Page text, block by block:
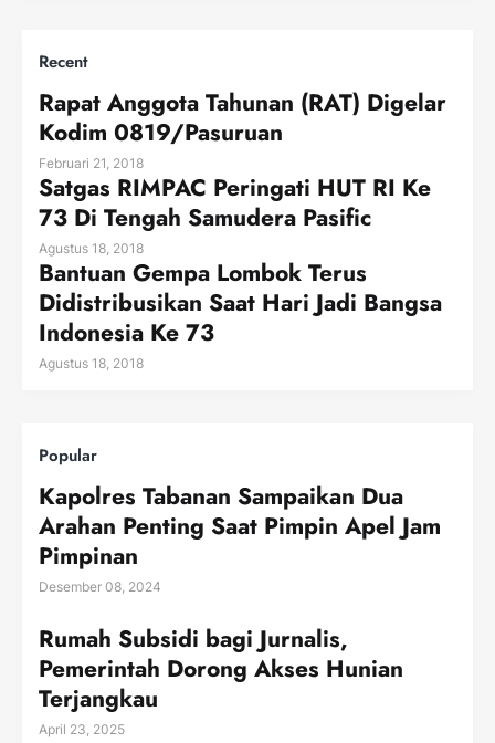
Recent
Rapat Anggota Tahunan (RAT) Digelar
Kodim 0819/Pasuruan
Februari 21, 2018
Satgas RIMPAC Peringati HUT RI Ke
73 Di Tengah Samudera Pasific
Agustus 18, 2018
Bantuan Gempa Lombok Terus
Didistribusikan Saat Hari Jadi Bangsa
Indonesia Ke 73
Agustus 18, 2018
Popular
Kapolres Tabanan Sampaikan Dua
Arahan Penting Saat Pimpin Apel Jam
Pimpinan
Desember 08, 2024
Rumah Subsidi bagi Jurnalis,
Pemerintah Dorong Akses Hunian
Terjangkau
April 23, 2025